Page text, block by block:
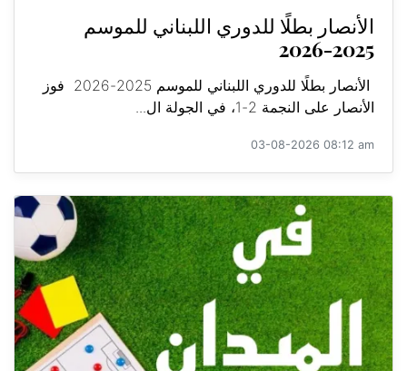
الأنصار بطلًا للدوري اللبناني للموسم
2025-2026
الأنصار بطلًا للدوري اللبناني للموسم 2025-2026 فوز
الأنصار على النجمة 2-1، في الجولة ال...
03-08-2026 08:12 am